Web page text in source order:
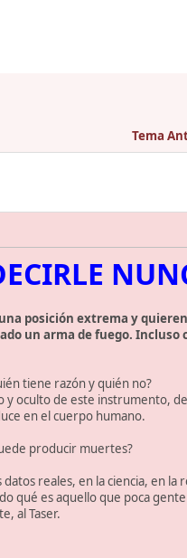
Tema
posición extrema y
un arma de fuego. Incluso
tiene razón y quién no?
y oculto de este instrumento,
en el cuerpo humano.
producir muertes?
reales, en la ciencia, en la
qué es aquello que poca
al Taser.